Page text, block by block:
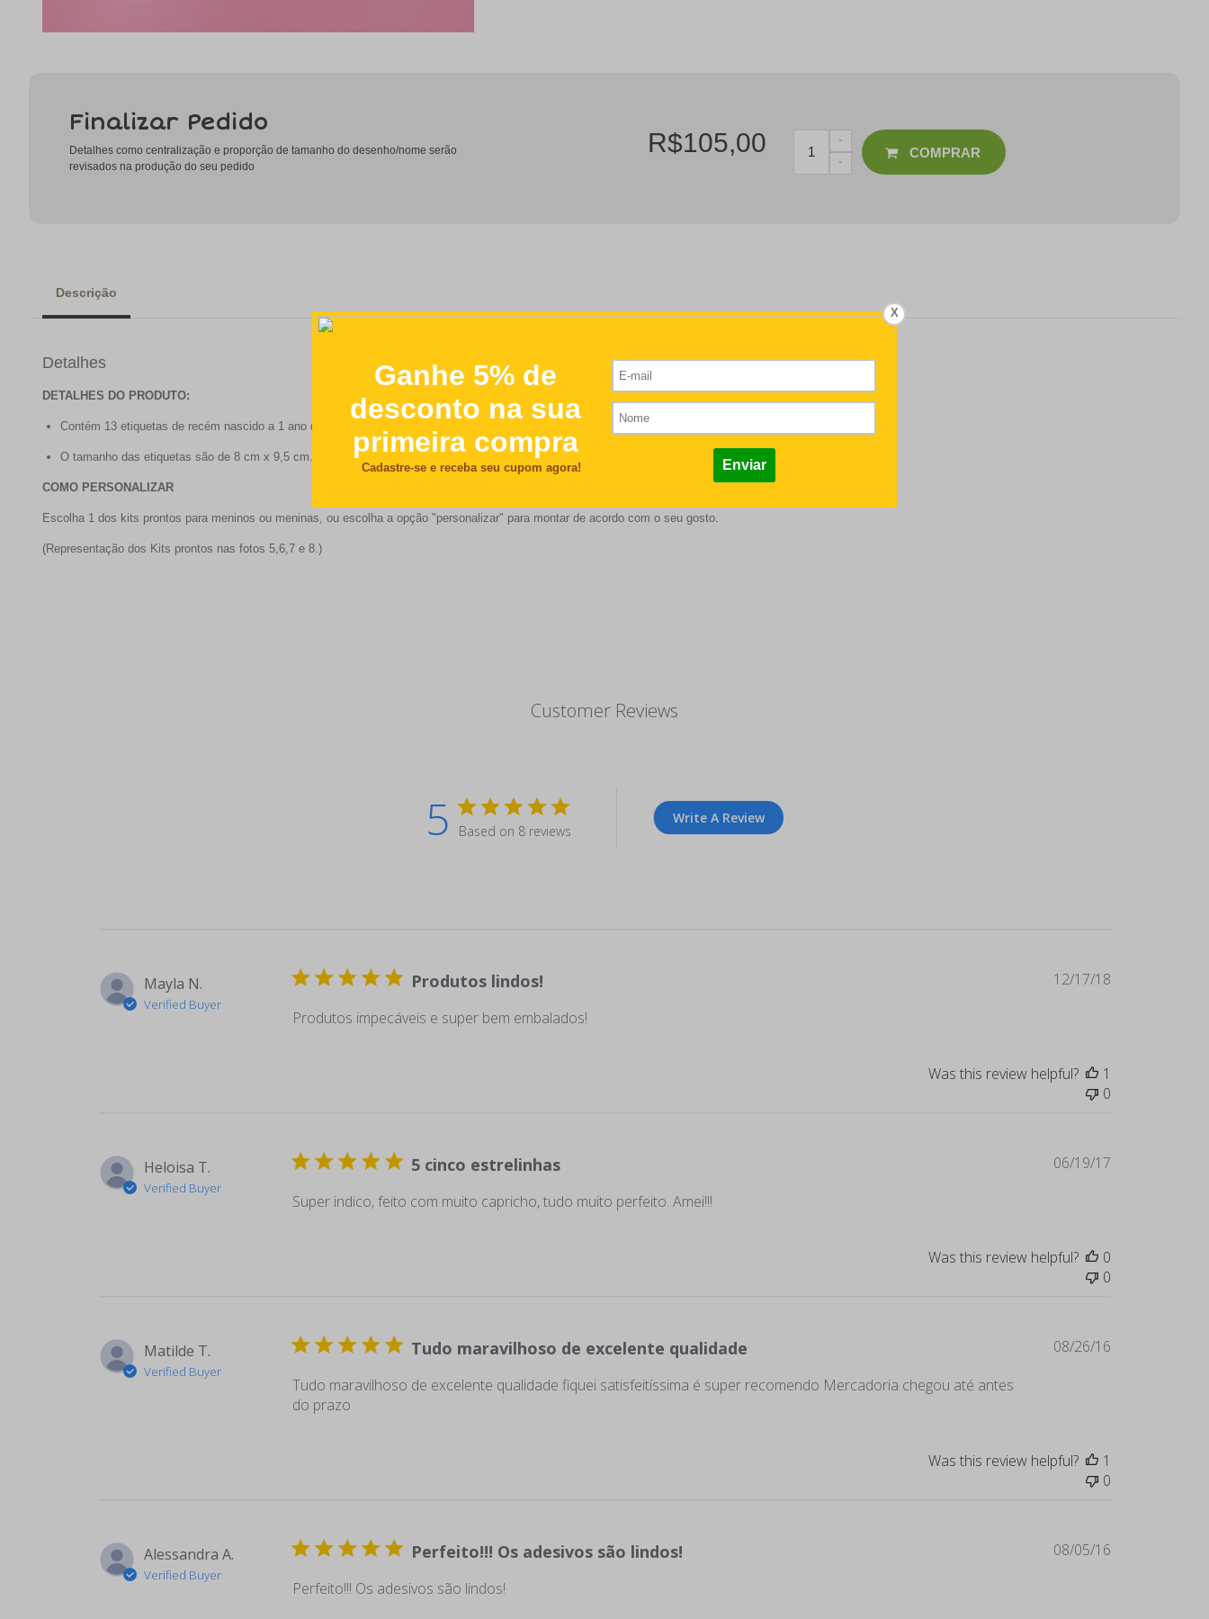
Finalizar Pedido
Detalhes como centralização e proporção de tamanho do desenho/nome serão
revisados na produção do seu pedido
R$105,00 COMPRAR
Descrição
Detalhes
DETALHES DO PRODUTO:
Contém 13 etiquetas de recém nascido a 1 ano de idade;
O tamanho das etiquetas são de 8 cm x 9,5 cm.
COMO PERSONALIZAR
Escolha 1 dos kits prontos para meninos ou meninas, ou escolha a opção "personalizar" para montar de acordo com o seu gosto.
(Representação dos Kits prontos nas fotos 5,6,7 e 8.)
Customer Reviews
5 Based on 8 reviews
Write A Review
Mayla N.
Verified Buyer
Produtos lindos!
Produtos impecáveis e super bem embalados!
Published
12/17/18
Was this review helpful?
1
0
Heloisa T.
Verified Buyer
5 cinco estrelinhas
Super indico, feito com muito capricho, tudo muito perfeito. Amei!!!
Published
06/19/17
Was this review helpful?
0
0
Matilde T.
Verified Buyer
Tudo maravilhoso de excelente qualidade
Tudo maravilhoso de excelente qualidade fiquei satisfeitíssima é super recomendo Mercadoria chegou até antes
do prazo
Published
08/26/16
Was this review helpful?
1
0
Alessandra A.
Verified Buyer
Perfeito!!! Os adesivos são lindos!
Perfeito!!! Os adesivos são lindos!
Published
08/05/16
X